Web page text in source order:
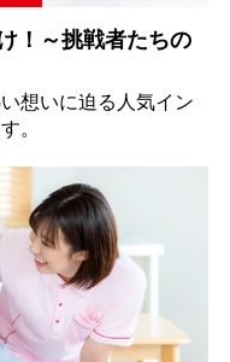
！～挑戦者たちの
想いに迫る人気イン
。